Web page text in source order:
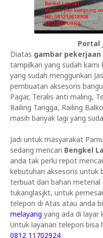
Portal
Diatas gambar pekerjaan
tampilkan yang sudah
yang sudah menggunkan
pembuatan aksesoris
Pagar, Teralis anti maling,
Railing Tangga, Railing
masih banyak lagi yang
Jadi untuk masyarakat
sedang mencari Bengkel
anda tak perlu repot
kebutuhan aksesoris untuk
terbuat dari bahan meterial
tukanglasjkt, untuk
telepon di Atas atau anda
melayang yang ada di layar
Untuk layanan telepon bisa
0812 11702924